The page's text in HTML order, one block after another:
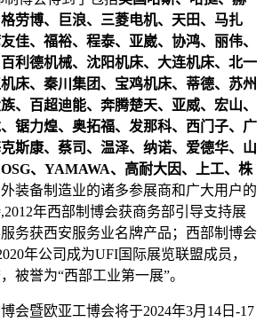
劳博、巨浪、三菱电机、天田、马扎
佳、福裕、程泰、亚崴、协鸿、丽伟、
利德机械、沈阳机床、大连机床、北一
床、秦川集团、宝鸡机床、蒂德、苏州
、百超迪能、奔腾楚天、亚威、宏山、
锯力煌、奥拓福、发那科、西门子、广
斯康、蔡司、温泽、纳诺、爱德华、山
、YAMAWA、高耐大因、上工、株
装备制造业的诸多参展商和广大用户的
年西部制博会获商务部引导支持展
务获西安服务业名牌产品；西部制博会
年公司成为UFI国际展览联盟成员，
被誉为“西部工业第一展”。
会暨欧亚工博会将于2024年3月14日-17